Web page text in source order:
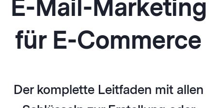
E-Mail-Marketing
für E-Commerce
Der komplette Leitfaden mit allen